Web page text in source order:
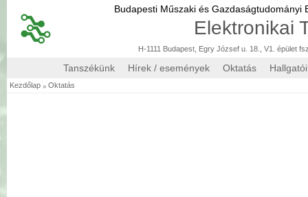
Budapesti Műszaki és Gazdaságtudományi
Elektronikai
H-1111 Budapest, Egry József u. 18., V1. épület
Tanszékünk Hírek / események Oktatás
Kezdőlap » Oktatás